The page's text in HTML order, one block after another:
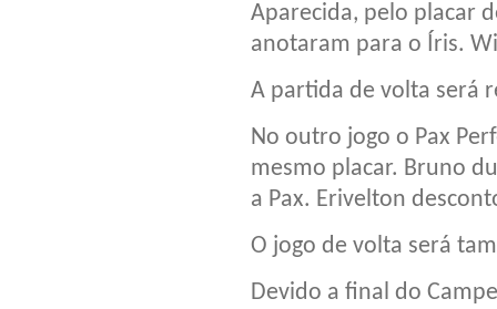
Aparecida, pelo placar
anotaram para o Íris.
A partida de volta será
No outro jogo o Pax
mesmo placar. Bruno
a Pax. Erivelton
O jogo de volta será
Devido a final do